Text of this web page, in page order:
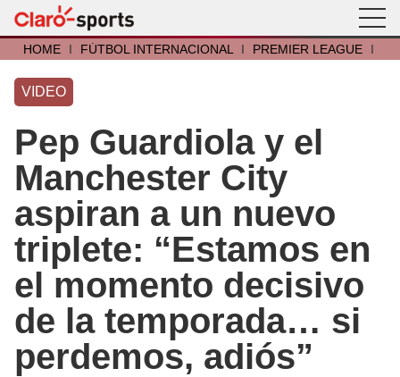
HOME I FÚTBOL INTERNACIONAL I PREMIER LEAGUE I
VIDEO
Pep Guardiola y el
Manchester City
aspiran a un nuevo
triplete: “Estamos en
el momento decisivo
de la temporada… si
perdemos, adiós”